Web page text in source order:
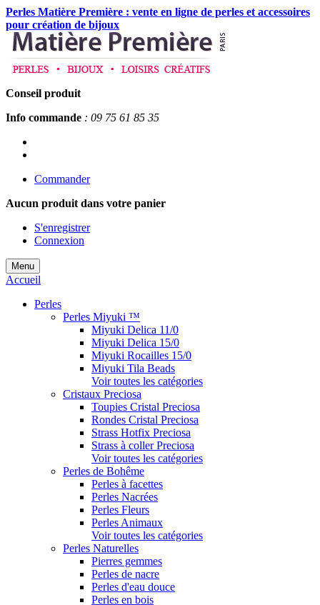
Perles Matière Première : vente en ligne de perles et accessoires
pour création de bijoux
Conseil produit
Info commande : 09 75 61 85 35
Commander
Aucun produit dans votre panier
S'enregistrer
Connexion
Menu
Accueil
Perles
Perles Miyuki ™
Miyuki Delica 11/0
Miyuki Delica 15/0
Miyuki Rocailles 15/0
Miyuki Tila Beads
Voir toutes les catégories
Cristaux Preciosa
Toupies Cristal Preciosa
Rondes Cristal Preciosa
Strass Hotfix Preciosa
Strass à coller Preciosa
Voir toutes les catégories
Perles de Bohême
Perles à facettes
Perles Nacrées
Perles Fleurs
Perles Animaux
Voir toutes les catégories
Perles Naturelles
Pierres gemmes
Perles de nacre
Perles d'eau douce
Perles en bois